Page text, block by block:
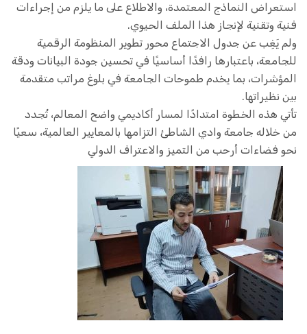
استعراض النماذج المعتمدة، والاطلاع على ما يلزم من إجراءات
فنية وتقنية لإنجاز هذا الملف الحيوي.
ولم يَغِب عن جدول الاجتماع محور تطوير المنظومة الرقمية
للجامعة، باعتبارها رافدًا أساسيًا في تحسين جودة البيانات ودقة
المؤشرات، بما يخدم طموحات الجامعة في بلوغ مراتب متقدمة
بين نظيراتها.
تأتي هذه الخطوة امتدادًا لمسار أكاديمي واضح المعالم، تُجدد
من خلاله جامعة وادي الشاطئ التزامها بالمعايير العالمية، سعيًا
نحو فضاءات أرحب من التميز والاعتراف الدولي